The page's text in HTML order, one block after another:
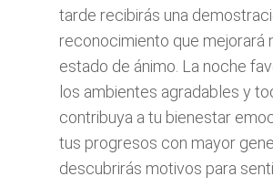
tarde recibirás una
reconocimiento que mejorará
estado de ánimo. La noche
los ambientes agradables y
contribuya a tu bienestar
tus progresos con mayor
descubrirás motivos para